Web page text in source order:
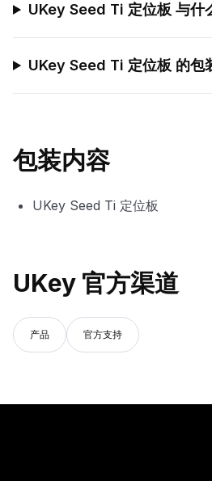
UKey Seed Ti 定位板 与什
UKey Seed Ti 定位板 的包
包装内容
UKey Seed Ti 定位板
UKey 官方渠道
产品 官方支持